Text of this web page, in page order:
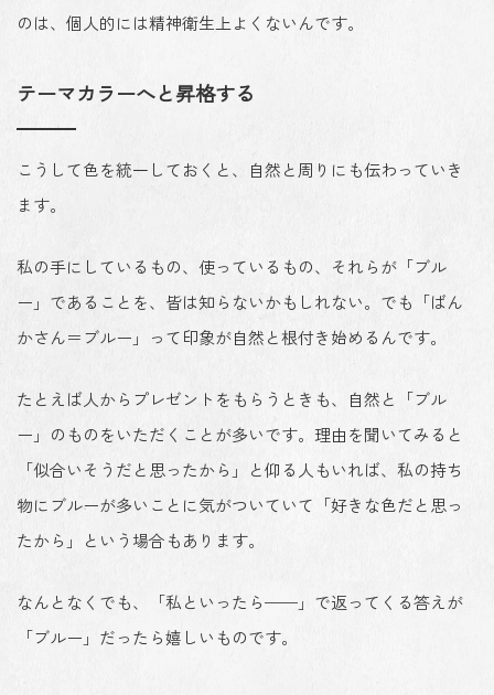
のは、個人的には精神衛生上よくないんです。
テーマカラーへと昇格する
こうして色を統一しておくと、
自然と周りにも伝わっていき
ます。
私の手にしているもの、使っているもの、それらが「ブル
ー」であることを、皆は知らないかもしれない。でも「ばん
かさん＝ブルー」って印象が自然と根付き始めるんです。
たとえば人からプレゼントをもらうときも、自然と「ブル
ー」のものをいただくことが多いです。理由を聞いてみると
「似合いそうだと思ったから」と仰る人もいれば、私の持ち
物にブルーが多いことに気がついていて「好きな色だと思っ
たから」という場合もあります。
なんとなくでも、「私といったら——」で返ってくる答えが
「ブルー」だったら嬉しいものです。